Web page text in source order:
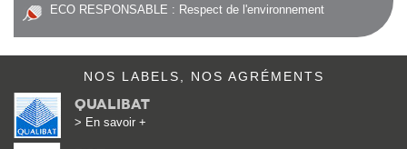
ECO RESPONSABLE : Respect de l'environnement
NOS LABELS, NOS AGRÉMENTS
Qualibat
> En savoir +